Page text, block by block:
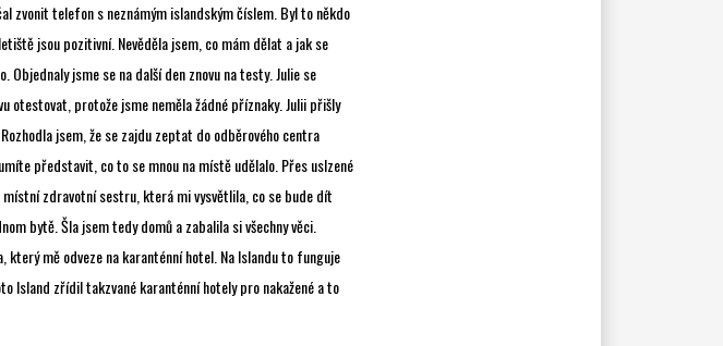
zvonit telefon s neznámým islandským číslem. Byl to někdo
jsou pozitivní. Nevěděla jsem, co mám dělat a jak se
jsme se na další den znovu na testy. Julie se
otestovat, protože jsme neměla žádné příznaky. Julii přišly
jsem, že se zajdu zeptat do odběrového centra
představit, co to se mnou na místě udělalo. Přes uslzené
zdravotní sestru, která mi vysvětlila, co se bude dít
bytě. Šla jsem tedy domů a zabalila si všechny věci.
který mě odveze na karanténní hotel. Na Islandu to funguje
Island zřídil takzvané karanténní hotely pro nakažené a to